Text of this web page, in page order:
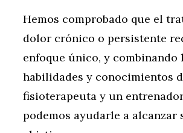
Hemos comprobado que el
dolor crónico o persistente
enfoque único, y combinando
habilidades y conocimientos
fisioterapeuta y un
podemos ayudarle a alcanzar